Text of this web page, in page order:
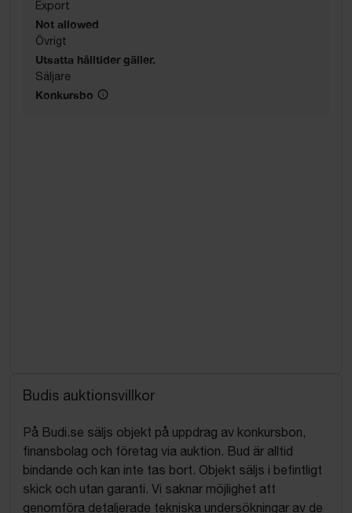
Export
Not allowed
Övrigt
Utsatta hålltider gäller.
Säljare
Konkursbo
Budis auktionsvillkor
På Budi.se säljs objekt på uppdrag av konkursbon,
finansbolag och företag via auktion. Bud är alltid
bindande och kan inte tas bort. Objekt säljs i befintligt
skick och utan garanti. Vi saknar möjlighet att
genomföra detaljerade tekniska undersökningar av de